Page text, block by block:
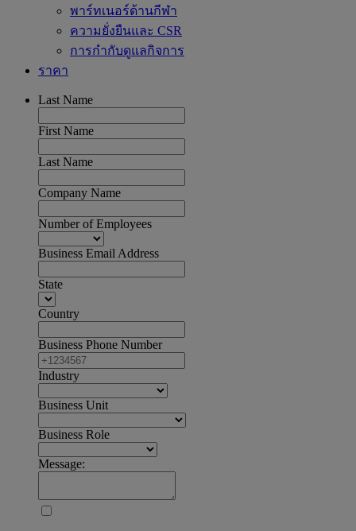
พาร์ทเนอร์ด้านกีฬา
ความยั่งยืนและ CSR
การกำกับดูแลกิจการ
ราคา
Last Name
First Name
Last Name
Company Name
Number of Employees
Business Email Address
State
Country
Business Phone Number
Industry
Business Unit
Business Role
Message: